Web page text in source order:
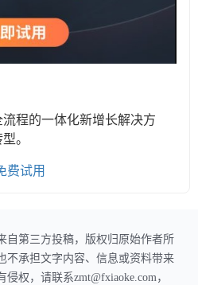
程的一体化新增长解决方
。
费试用
自第三方投稿，版权归原始作者所
不承担文字内容、信息或资料带来
权，请联系zmt@fxiaoke.com，